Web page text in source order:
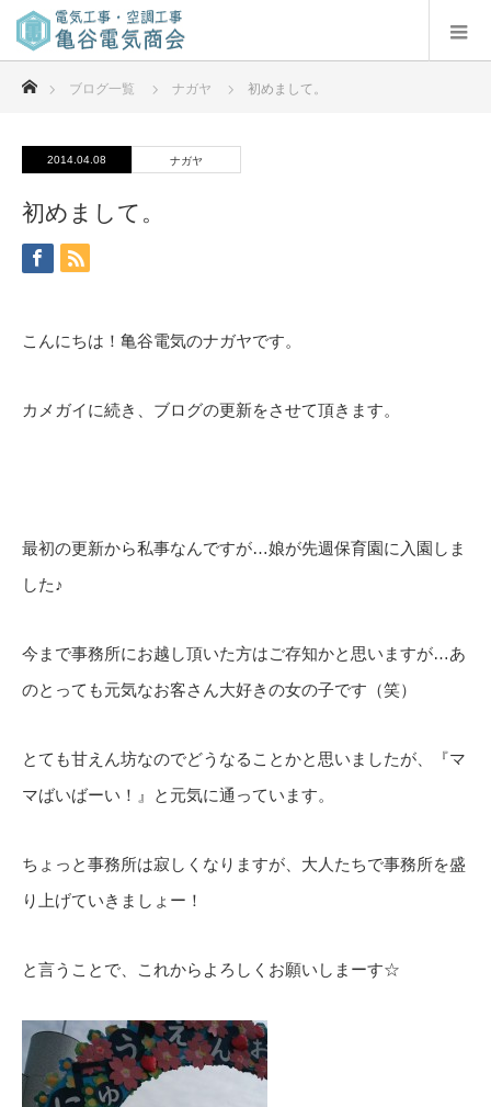
ブログ一覧 ナガヤ 初めまして。
2014.04.08 ナガヤ
初めまして。
こんにちは！亀谷電気のナガヤです。
カメガイに続き、ブログの更新をさせて頂きます。
最初の更新から私事なんですが…娘が先週保育園に入園しま
した♪
今まで事務所にお越し頂いた方はご存知かと思いますが…あ
のとっても元気なお客さん大好きの女の子です（笑）
とても甘えん坊なのでどうなることかと思いましたが、『マ
マばいばーい！』と元気に通っています。
ちょっと事務所は寂しくなりますが、大人たちで事務所を盛
り上げていきましょー！
と言うことで、これからよろしくお願いしまーす☆